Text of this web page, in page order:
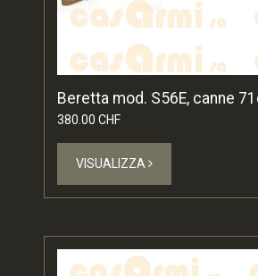
Beretta mod. S56E, canne
380.00 CHF
VISUALIZZA